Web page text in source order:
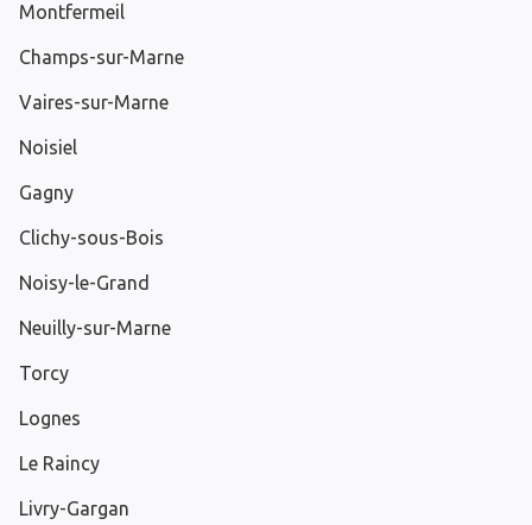
Montfermeil
Champs-sur-Marne
Vaires-sur-Marne
Noisiel
Gagny
Clichy-sous-Bois
Noisy-le-Grand
Neuilly-sur-Marne
Torcy
Lognes
Le Raincy
Livry-Gargan